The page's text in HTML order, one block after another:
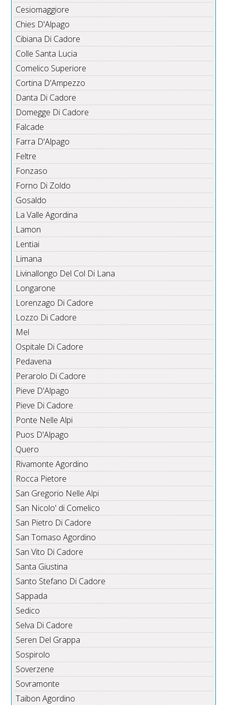
Cesiomaggiore
Chies D'Alpago
Cibiana Di Cadore
Colle Santa Lucia
Comelico Superiore
Cortina D'Ampezzo
Danta Di Cadore
Domegge Di Cadore
Falcade
Farra D'Alpago
Feltre
Fonzaso
Forno Di Zoldo
Gosaldo
La Valle Agordina
Lamon
Lentiai
Limana
Livinallongo Del Col Di Lana
Longarone
Lorenzago Di Cadore
Lozzo Di Cadore
Mel
Ospitale Di Cadore
Pedavena
Perarolo Di Cadore
Pieve D'Alpago
Pieve Di Cadore
Ponte Nelle Alpi
Puos D'Alpago
Quero
Rivamonte Agordino
Rocca Pietore
San Gregorio Nelle Alpi
San Nicolo' di Comelico
San Pietro Di Cadore
San Tomaso Agordino
San Vito Di Cadore
Santa Giustina
Santo Stefano Di Cadore
Sappada
Sedico
Selva Di Cadore
Seren Del Grappa
Sospirolo
Soverzene
Sovramonte
Taibon Agordino